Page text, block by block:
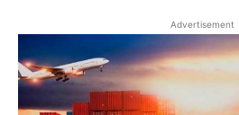
Advertisement